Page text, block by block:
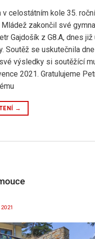
v celostátním kole 35.
zakončil své
Gajdošík z G8.A, dnes již
Soutěž se uskutečnila
výsledky si soutěžící
2021. Gratulujeme
→